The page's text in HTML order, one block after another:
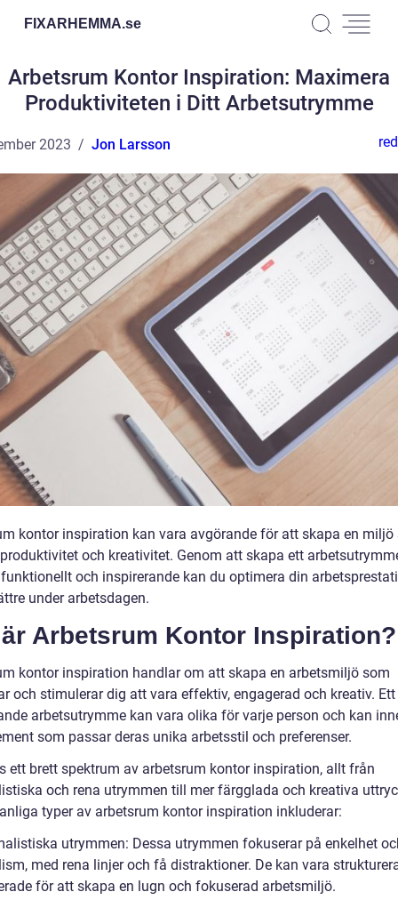
FIXARHEMMA.se
Arbetsrum Kontor Inspiration: Maximera
Produktiviteten i Ditt Arbetsutrymme
2023 Jon Larsson
kontor inspiration kan vara avgörande för att skapa en miljö
och kreativitet. Genom att skapa ett
och inspirerande kan du optimera din
under arbetsdagen.
Arbetsrum Kontor Inspiration?
kontor inspiration handlar om att skapa en arbetsmiljö som
och stimulerar dig att vara effektiv, engagerad och kreativ. Ett
arbetsutrymme kan vara olika för varje person och kan
som passar deras unika arbetsstil och preferenser.
ett brett spektrum av arbetsrum kontor inspiration, allt från
och rena utrymmen till mer färgglada och kreativa
typer av arbetsrum kontor inspiration inkluderar:
utrymmen: Dessa utrymmen fokuserar på enkelhet
med rena linjer och få distraktioner. De kan vara
för att skapa en lugn och fokuserad arbetsmiljö.